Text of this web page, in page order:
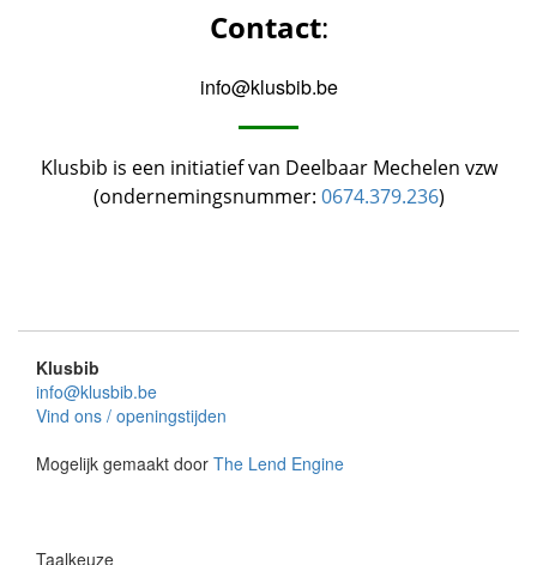
Contact:
info@klusbib.be
Klusbib is een initiatief van Deelbaar Mechelen vzw
(ondernemingsnummer: 0674.379.236)
Klusbib
info@klusbib.be
Vind ons / openingstijden
Mogelijk gemaakt door The Lend Engine
Taalkeuze